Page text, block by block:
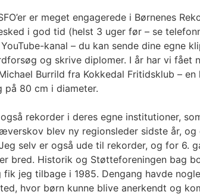
er meget engagerede i Børnenes
i god tid (helst 3 uger før – se
kanal – du kan sende dine egne
og skrive diplomer. I år har vi fået
Burrild fra Kokkedal Fritidsklub –
på 80 cm i diameter.
rekorder i deres egne institutioner,
blev ny regionsleder sidste år,
selv er også ude til rekorder, og for 6.
bred. Historik og Støtteforeningen bag
fik jeg tilbage i 1985. Dengang havde
hvor børn kunne blive anerkendt og